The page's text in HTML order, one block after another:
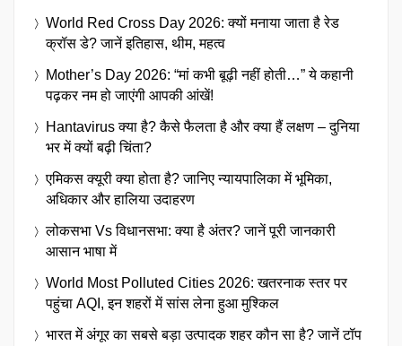
World Red Cross Day 2026: क्यों मनाया जाता है रेड
क्रॉस डे? जानें इतिहास, थीम, महत्व
Mother’s Day 2026: “मां कभी बूढ़ी नहीं होती…” ये कहानी
पढ़कर नम हो जाएंगी आपकी आंखें!
Hantavirus क्या है? कैसे फैलता है और क्या हैं लक्षण – दुनिया
भर में क्यों बढ़ी चिंता?
एमिकस क्यूरी क्या होता है? जानिए न्यायपालिका में भूमिका,
अधिकार और हालिया उदाहरण
लोकसभा Vs विधानसभा: क्या है अंतर? जानें पूरी जानकारी
आसान भाषा में
World Most Polluted Cities 2026: खतरनाक स्तर पर
पहुंचा AQI, इन शहरों में सांस लेना हुआ मुश्किल
भारत में अंगूर का सबसे बड़ा उत्पादक शहर कौन सा है? जानें टॉप